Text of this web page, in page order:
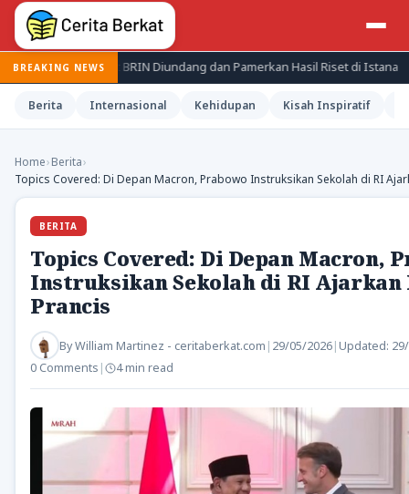
BREAKING NEWS
Periset BRIN Diundang dan Pamerkan Hasil Riset di Istana
Berita Internasional Kehidupan Kisah Inspiratif
Home›Berita›
Topics Covered: Di Depan Macron, Prabowo Instruksikan Sekolah di RI
BERITA
Topics Covered: Di Depan Macron,
Instruksikan Sekolah di RI Ajarkan
Prancis
ByWilliam Martinez - ceritaberkat.com | 29/05/2026| Updated:
0 Comments | 4 min read